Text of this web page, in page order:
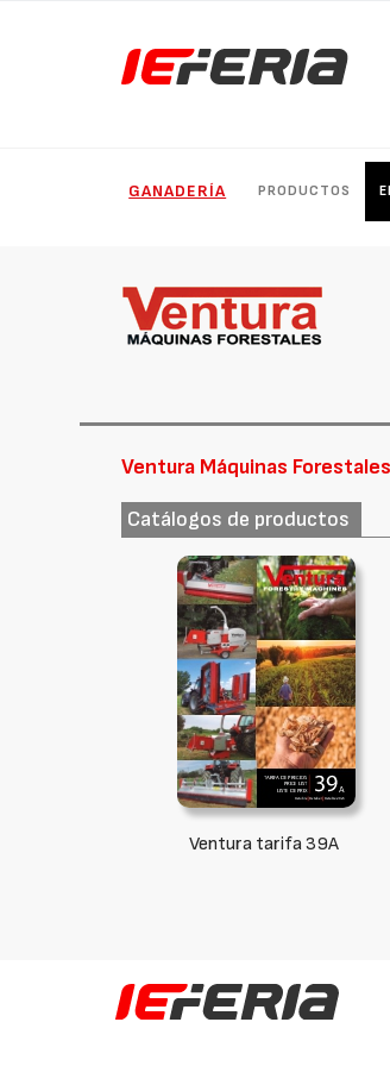
GANADERÍA PRODUCTOS
Ventura Máquinas
Catálogos de productos
Ventura tarifa 39A